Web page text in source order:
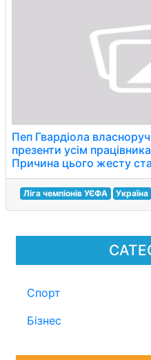
Спорт
Бізнес
Пеп Гвардіола
презенти усім
Причина цього жесту
Ліга чемпіонів УЄФА Україна